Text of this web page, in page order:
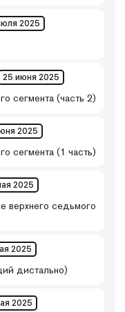
2025
25 июня 2025
сегмента (часть 2)
2025
сегмента (1 часть)
2025
верхнего седьмого
2025
дистально)
2025